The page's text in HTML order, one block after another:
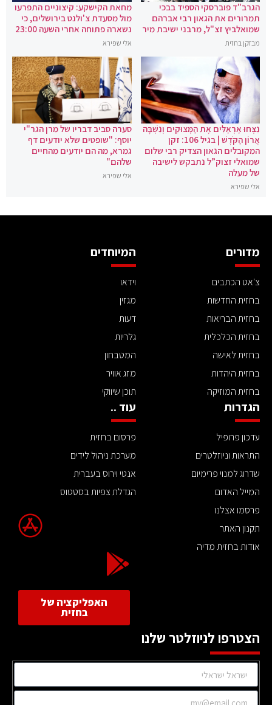
הגרב"ד פוברסקי הספיד בבכי
תמרורים את הגאון רבי אברהם
שמואלביץ זצ"ל, מרבני ישיבת מיר
מבזקן בחזית
מחאת הקישקע: קיצוניים התפרעו
מול מסעדת צ'ולנט בירושלים, כי
נשארה פתוחה אחרי השעה 23:00
אלי שפירא
נִצְּחוּ אֶרְאֶלִּים אֶת הַמְּצוּקִים וְנִשְׁבָּה
אֲרוֹן הַקֹּדֶשׁ | בגיל 106: זקן
המקובלים הגאון הצדיק רבי שלום
שמואלי זצוק”ל נתבקש לישיבה
של מעלה
אלי שפירא
סערה סביב דבריו של מרן הגר"י
יוסף: "שופטים שלא יודעים דף
גמרא, מה הם יודעים מהחיים
שלהם"
אלי שפירא
מדורים
צ'אט הכתבים
בחזית החדשות
בחזית הבריאות
בחזית הכלכלית
בחזית לאישה
בחזית היהדות
בחזית המוזיקה
המיוחדים
וידאו
מגזין
דעות
גלריות
המטבחון
מזג אוויר
תוכן שיווקי
הגדרות
עדכון פרופיל
התראות וניוזלטרים
שדרוג למנוי פרימיום
המייל האדום
פרסמו אצלנו
תקנון האתר
אודות בחזית מדיה
עוד ..
פרסום בחזית
מערכת ניהול לידים
אנטי וירוס בעברית
הגדלת צפיות בסטטוס
האפליקציה של
בחזית
הצטרפו לניוזלטר שלנו